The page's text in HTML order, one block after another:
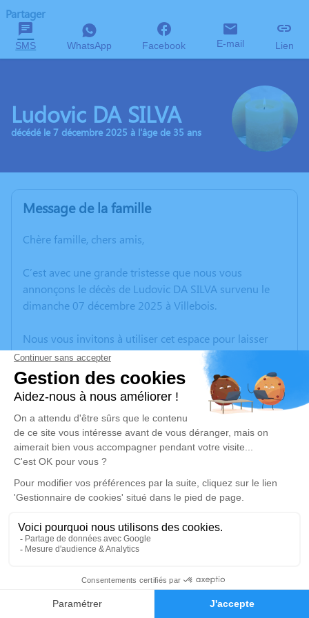
Faire-part Hommages
Partager
SMS WhatsApp Facebook E-mail Lien
Ludovic DA SILVA
décédé le 7 décembre 2025 à l'âge de 35 ans
Message de la famille
Chère famille, chers amis,
C’est avec une grande tristesse que nous vous
annonçons le décès de Ludovic DA SILVA survenu le
dimanche 07 décembre 2025 à Villebois.
Nous vous invitons à utiliser cet espace pour laisser
vos condoléances, partager des photos souvenirs, une
anecdote ou exprimer vos pensées à travers des
poèmes ou des textes. Cet endroit est un lieu
d'expression dédié à honorer la mémoire de Ludovic
DA SILVA.
Un service de plantation d’arbre hommage est
disponible ici.
Je rends hommage
Cérémonie religieuse
Eglise Saint-Martin de Villebois
Place De l'Eglise